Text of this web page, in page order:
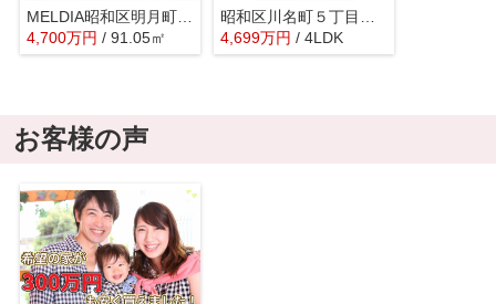
MELDIA昭和区明月町１丁目【仲介手数料無料 御器所小 桜山中】
4,700万円 / 91.05㎡
4,699万円 / 4LDK
お客様の声